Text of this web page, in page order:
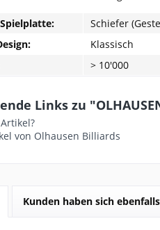
Schiefer
Klassisch
> 10'000
Links zu
von Olhausen Billiards
Kunden haben sich